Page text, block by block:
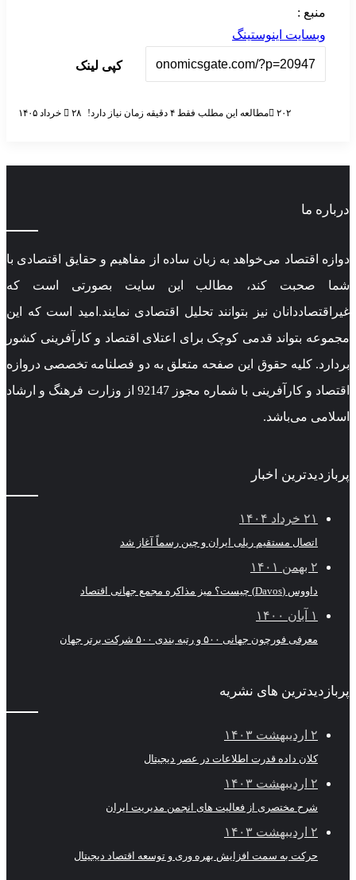
منبع :
وبسایت اینوستینگ
کپی لینک
۲۸ خرداد ۱۴۰۵ ۲۰۲ مطالعه این مطلب فقط ۴ دقیقه زمان نیاز دارد!
درباره ما
دوازه اقتصاد می‌خواهد به زبان ساده از مفاهیم و حقایق اقتصادی با
شما صحبت کند، مطالب این سایت بصورتی است که
غیراقتصاددانان نیز بتوانند تحلیل اقتصادی نمایند.امید است که این
مجموعه بتواند قدمی کوچک برای اعتلای اقتصاد و کارآفرینی کشور
بردارد. کلیه حقوق این صفحه متعلق به دو فصلنامه تخصصی دروازه
اقتصاد و کارآفرینی با شماره مجوز 92147 از وزارت فرهنگ و ارشاد
اسلامی می‌باشد.
پربازدیدترین اخبار
۲۱ خرداد ۱۴۰۴
اتصال مستقیم ریلی ایران و چین رسماً آغاز شد
۲ بهمن ۱۴۰۱
داووس (Davos) چیست؟ میز مذاکره مجمع جهانی اقتصاد
۱ آبان ۱۴۰۰
معرفی فورچون جهانی ۵۰۰ و رتبه بندی ۵۰۰ شرکت برتر جهان
پربازدیدترین های نشریه
۲ اردیبهشت ۱۴۰۳
کلان داده قدرت اطلاعات در عصر دیجیتال
۲ اردیبهشت ۱۴۰۳
شرح مختصری از فعالیت های انجمن مدیریت ایران
۲ اردیبهشت ۱۴۰۳
حرکت به سمت افزایش بهره وری و توسعه اقتصاد دیجیتال